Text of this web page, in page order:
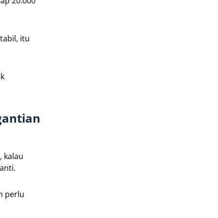
itu
kalau
perlu